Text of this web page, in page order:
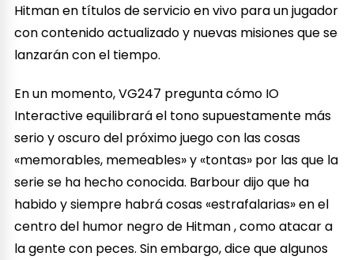
Hitman en títulos de servicio en vivo para un jugador
con contenido actualizado y nuevas misiones que se
lanzarán con el tiempo.
En un momento, VG247 pregunta cómo IO
Interactive equilibrará el tono supuestamente más
serio y oscuro del próximo juego con las cosas
«memorables, memeables» y «tontas» por las que la
serie se ha hecho conocida. Barbour dijo que ha
habido y siempre habrá cosas «estrafalarias» en el
centro del humor negro de Hitman , como atacar a
la gente con peces. Sin embargo, dice que algunos